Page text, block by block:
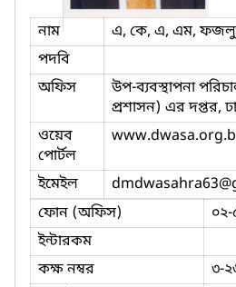
নাম
এ, কে, এ, এম,
পদবি
অফিস
উপ-ব্যবস্থাপনা
প্রশাসন) এর দপ্তর,
ওয়েব
পোর্টল
ইমেইল dmdwasahra63
ফোন (অফিস)
ইন্টারকম
কক্ষ নম্বর
৩-